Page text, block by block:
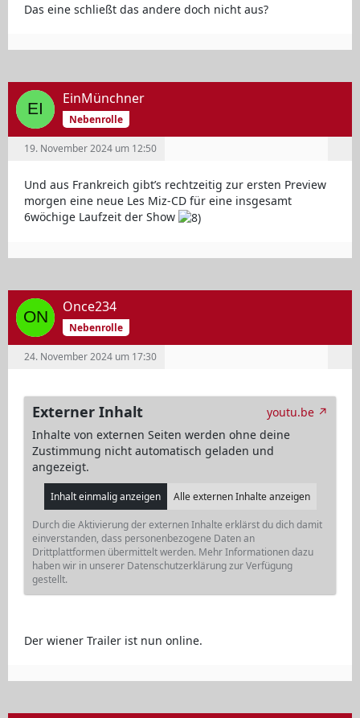
Das eine schließt das andere doch nicht aus?
EinMünchner
Nebenrolle
19. November 2024 um 12:50
Und aus Frankreich gibt’s rechtzeitig zur ersten Preview
morgen eine neue Les Miz-CD für eine insgesamt
6wöchige Laufzeit der Show
Once234
Nebenrolle
24. November 2024 um 17:30
Externer Inhalt
youtu.be
Inhalte von externen Seiten werden ohne deine
Zustimmung nicht automatisch geladen und
angezeigt.
Inhalt einmalig anzeigen Alle externen Inhalte anzeigen
Durch die Aktivierung der externen Inhalte erklärst du dich damit
einverstanden, dass personenbezogene Daten an
Drittplattformen übermittelt werden. Mehr Informationen dazu
haben wir in unserer Datenschutzerklärung zur Verfügung
gestellt.
Der wiener Trailer ist nun online.